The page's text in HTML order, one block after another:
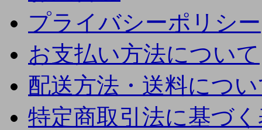
プライバシーポリシー
お支払い方法について
配送方法・送料につ
特定商取引法に基づ